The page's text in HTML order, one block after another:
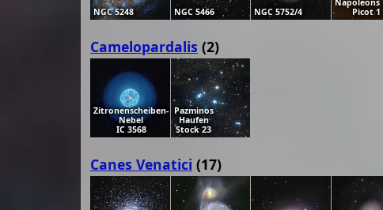
NGC 5248 NGC 5466 NGC 5752/4
Napoleons
Picot 1
Camelopardalis (2)
Zitronenscheiben-
Nebel
IC 3568
Pazminos
Haufen
Stock 23
Canes Venatici (17)